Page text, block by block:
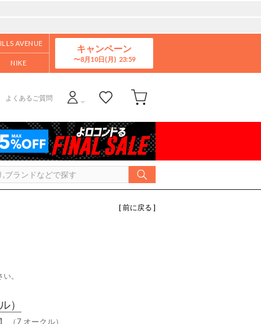
AVENUE
NIKE
キャンペーン
8月10日(月)
よくあるご質問
[ 前に戻る ]
。
）
（7 オークル）